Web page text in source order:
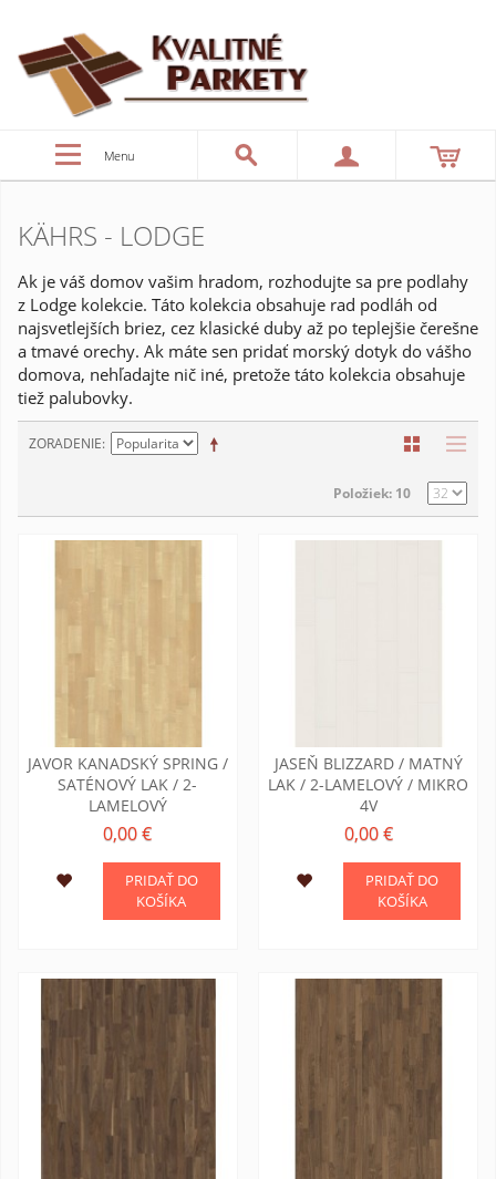
Menu
KÄHRS - LODGE
Ak je váš domov vašim hradom, rozhodujte sa pre podlahy
z Lodge kolekcie. Táto kolekcia obsahuje rad podláh od
najsvetlejších briez, cez klasické duby až po teplejšie čerešne
a tmavé orechy. Ak máte sen pridať morský dotyk do vášho
domova, nehľadajte nič iné, pretože táto kolekcia obsahuje
tiež palubovky.
ZORADENIE
Položiek: 10
JAVOR KANADSKÝ SPRING /
SATÉNOVÝ LAK / 2-
LAMELOVÝ
0,00 €
PRIDAŤ DO
KOŠÍKA
JASEŇ BLIZZARD / MATNÝ
LAK / 2-LAMELOVÝ / MIKRO
4V
0,00 €
PRIDAŤ DO
KOŠÍKA